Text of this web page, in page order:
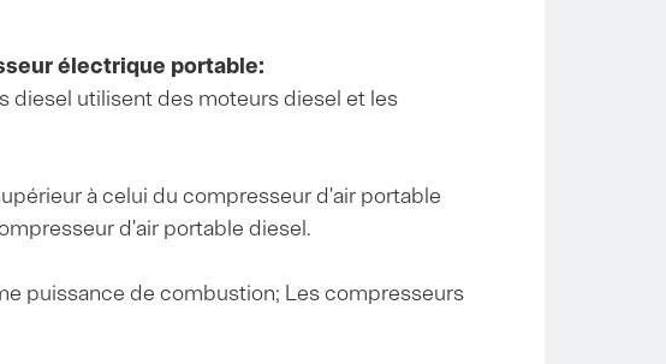
électrique portable:
diesel utilisent des moteurs diesel et les
à celui du compresseur d'air portable
d'air portable diesel.
puissance de combustion; Les compresseurs